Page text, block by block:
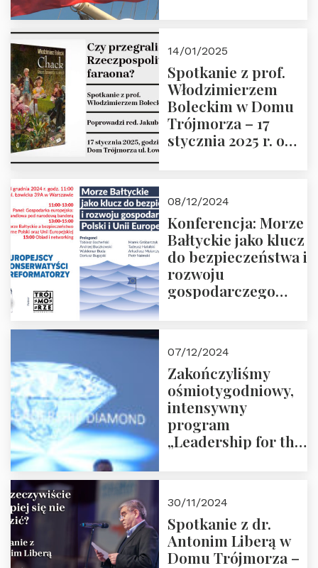
14/01/2025
Spotkanie z prof.
Włodzimierzem
Boleckim w Domu
Trójmorza – 17
stycznia 2025 r. o
08/12/2024
Konferencja: Morze
Bałtyckie jako klucz
do bezpieczeństwa i
rozwoju
gospodarczego
ZAPRASZAMY
07/12/2024
Zakończyliśmy
ośmiotygodniowy,
intensywny
program
„Leadership for the
30/11/2024
Spotkanie z dr.
Antonim Liberą w
Domu Trójmorza –